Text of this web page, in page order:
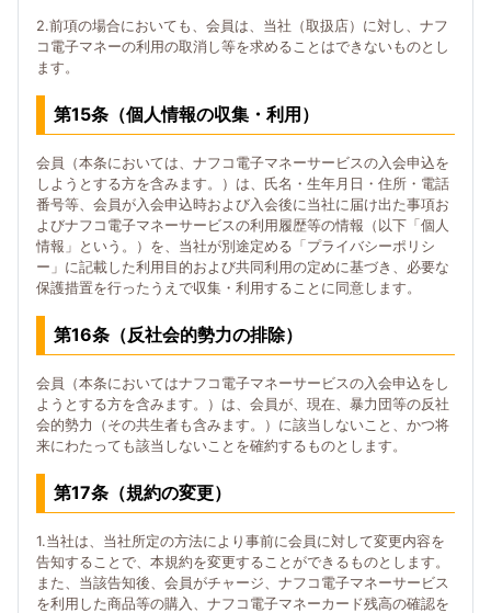
2.前項の場合においても、会員は、当社（取扱店）に対し、ナフ
コ電子マネーの利用の取消し等を求めることはできないものとし
ます。
第15条（個人情報の収集・利用）
会員（本条においては、ナフコ電子マネーサービスの入会申込を
しようとする方を含みます。）は、氏名・生年月日・住所・電話
番号等、会員が入会申込時および入会後に当社に届け出た事項お
よびナフコ電子マネーサービスの利用履歴等の情報（以下「個人
情報」という。）を、当社が別途定める「プライバシーポリシ
ー」に記載した利用目的および共同利用の定めに基づき、必要な
保護措置を行ったうえで収集・利用することに同意します。
第16条（反社会的勢力の排除）
会員（本条においてはナフコ電子マネーサービスの入会申込をし
ようとする方を含みます。）は、会員が、現在、暴力団等の反社
会的勢力（その共生者も含みます。）に該当しないこと、かつ将
来にわたっても該当しないことを確約するものとします。
第17条（規約の変更）
1.当社は、当社所定の方法により事前に会員に対して変更内容を
告知することで、本規約を変更することができるものとします。
また、当該告知後、会員がチャージ、ナフコ電子マネーサービス
を利用した商品等の購入、ナフコ電子マネーカード残高の確認を